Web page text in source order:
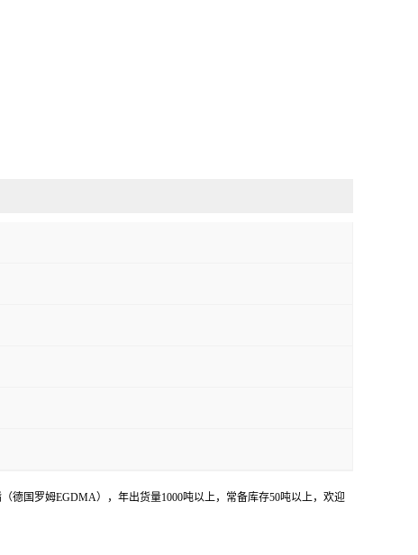
德国罗姆EGDMA），年出货量1000吨以上，常备库存50吨以上，欢迎